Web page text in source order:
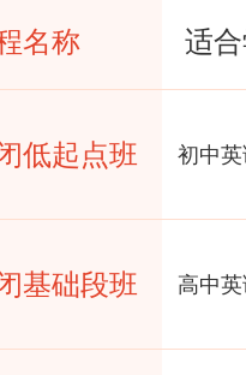
名称 适
低起点班 初中
基础段班 高中